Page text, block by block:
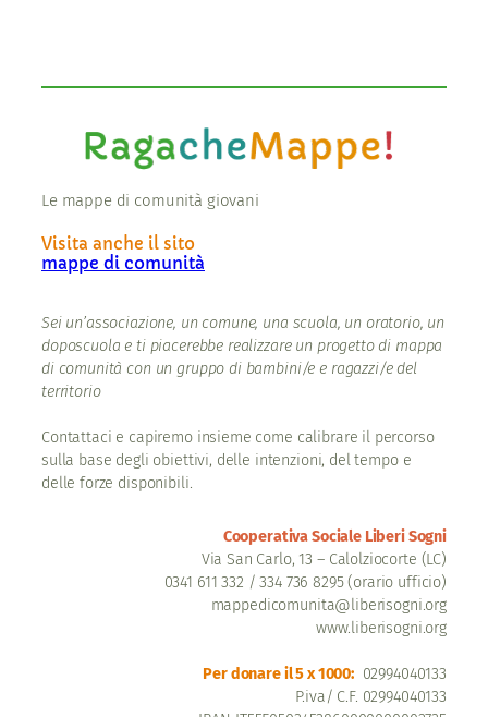
Le mappe di comunità giovani
Visita anche il sito
mappe di comunità
Sei un’associazione, un comune, una scuola, un oratorio, un
doposcuola e ti piacerebbe realizzare un progetto di mappa
di comunità con un gruppo di bambini/e e ragazzi/e del
territorio
Contattaci e capiremo insieme come calibrare il percorso
sulla base degli obiettivi, delle intenzioni, del tempo e
delle forze disponibili.
Cooperativa Sociale Liberi Sogni
Via San Carlo, 13 – Calolziocorte (LC)
0341 611 332 / 334 736 8295 (orario ufficio)
mappedicomunita@liberisogni.org
www.liberisogni.org
Per donare il 5 x 1000:02994040133
P.iva/ C.F. 02994040133